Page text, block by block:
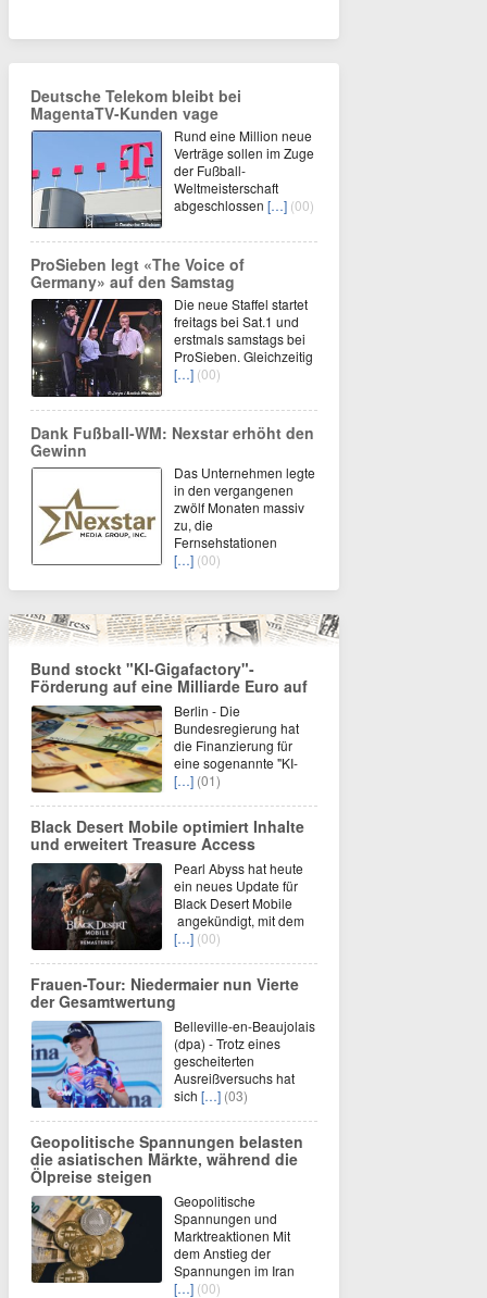
Deutsche Telekom bleibt bei
MagentaTV-Kunden vage
Rund eine Million neue
Verträge sollen im Zuge
der Fußball-
Weltmeisterschaft
abgeschlossen […] (00)
ProSieben legt «The Voice of
Germany» auf den Samstag
Die neue Staffel startet
freitags bei Sat.1 und
erstmals samstags bei
ProSieben. Gleichzeitig
[…] (00)
Dank Fußball-WM: Nexstar erhöht den
Gewinn
Das Unternehmen legte
in den vergangenen
zwölf Monaten massiv
zu, die
Fernsehstationen
[…] (00)
Bund stockt "KI-Gigafactory"-
Förderung auf eine Milliarde Euro auf
Berlin - Die
Bundesregierung hat
die Finanzierung für
eine sogenannte "KI-
[…] (01)
Black Desert Mobile optimiert Inhalte
und erweitert Treasure Access
Pearl Abyss hat heute
ein neues Update für
Black Desert Mobile
angekündigt, mit dem
[…] (00)
Frauen-Tour: Niedermaier nun Vierte
der Gesamtwertung
Belleville-en-Beaujolais
(dpa) - Trotz eines
gescheiterten
Ausreißversuchs hat
sich […] (03)
Geopolitische Spannungen belasten
die asiatischen Märkte, während die
Ölpreise steigen
Geopolitische
Spannungen und
Marktreaktionen Mit
dem Anstieg der
Spannungen im Iran
[…] (00)